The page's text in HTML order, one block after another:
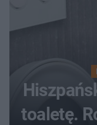
toaletę.